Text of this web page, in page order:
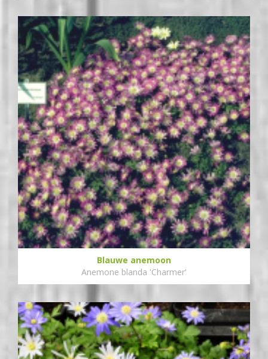
Blauwe anemoon
Anemone blanda 'Charmer'